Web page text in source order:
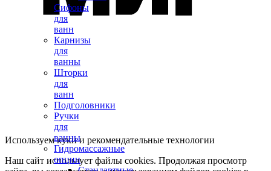
Сифоны
для
ванн
Карнизы
для
ванны
Шторки
для
ванн
Подголовники
Ручки
для
ванны
Гидромассажные
опции
Используем куки и рекомендательные технологии
Наш сайт использует файлы cookies. Продолжая просмотр